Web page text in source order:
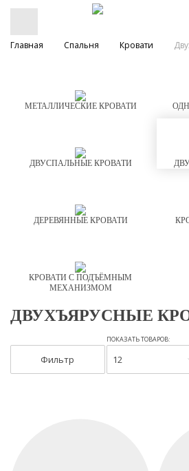
Главная Спальня Кровати
МЕТАЛЛИЧЕСКИЕ КРОВАТИ
ДВУСПАЛЬНЫЕ КРОВАТИ
ДЕРЕВЯННЫЕ КРОВАТИ
КРОВАТИ С ПОДЪЁМНЫМ
МЕХАНИЗМОМ
ДВУХЪЯРУСНЫЕ
Фильтр
ПОКАЗАТЬ ТОВАРОВ:
12